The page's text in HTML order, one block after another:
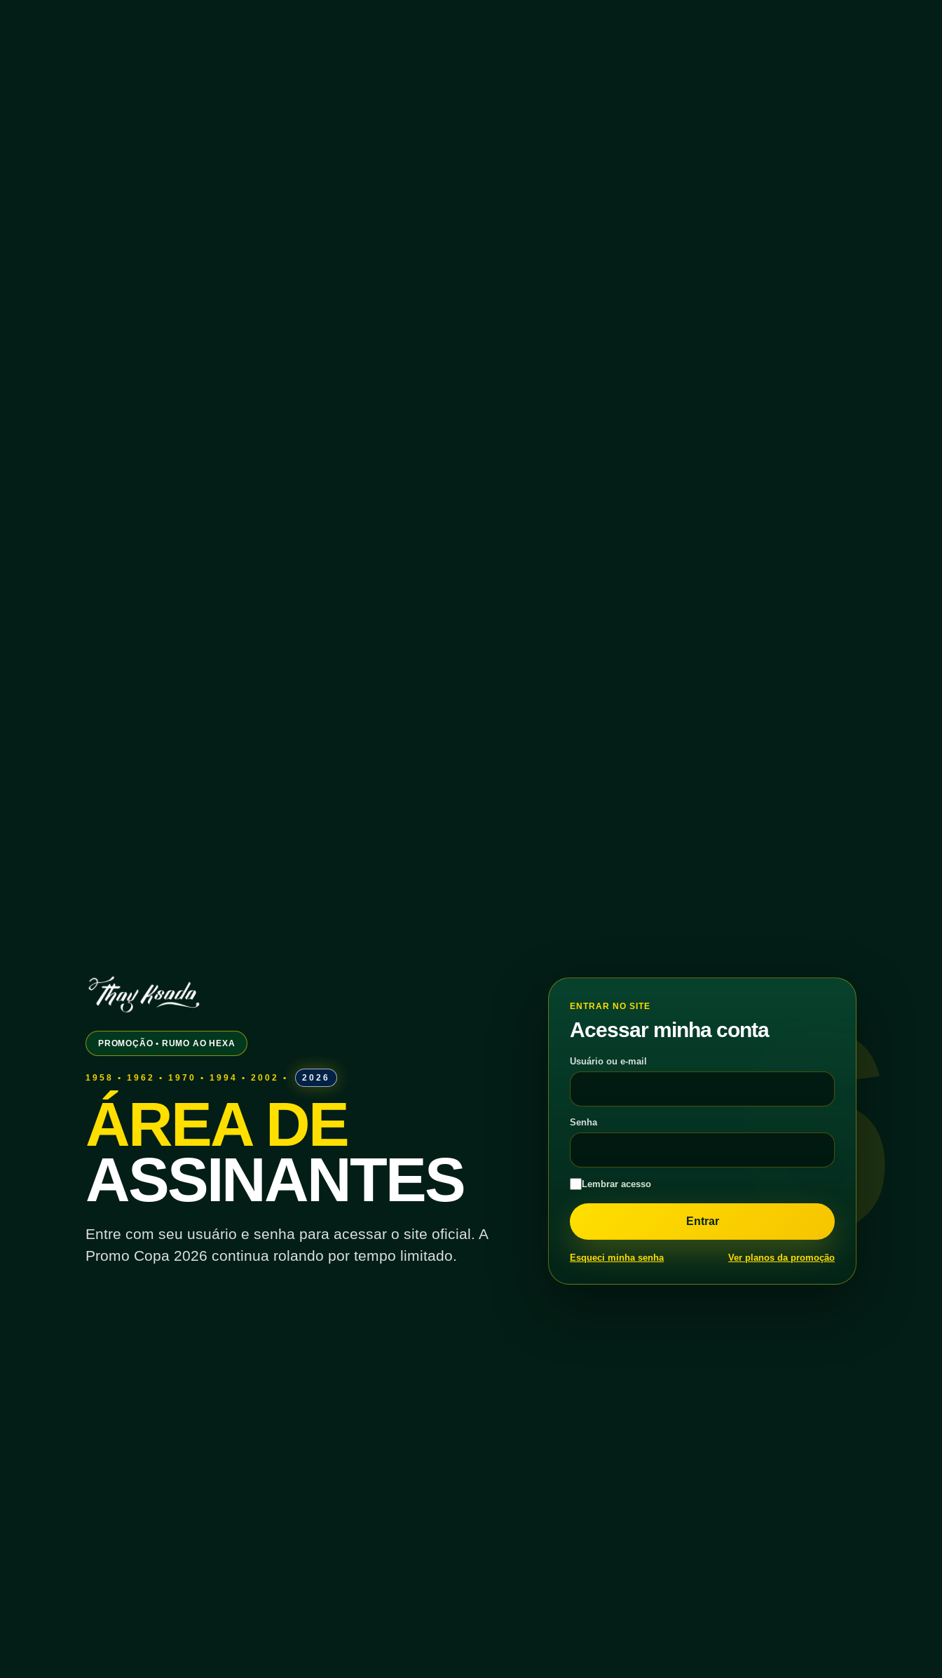
6
PROMOÇÃO • RUMO AO HEXA
1958 • 1962 • 1970 • 1994 • 2002 • 2026
ÁREA DE
ASSINANTES
Entre com seu usuário e senha para acessar o site oficial. A
Promo Copa 2026 continua rolando por tempo limitado.
ENTRAR NO SITE
Acessar minha conta
Usuário ou e-mail
Senha
Lembrar acesso
Esqueci minha senha Ver planos da promoção